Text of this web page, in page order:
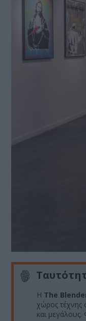
Η The
χώρος τέχνης
και μεγάλους.